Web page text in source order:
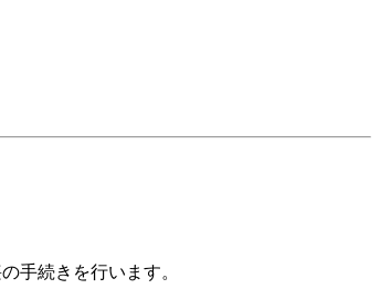
手続きを行います。